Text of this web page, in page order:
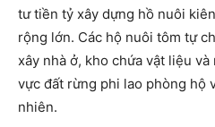
tư tiền tỷ xây dựng hồ nuôi
rộng lớn. Các hộ nuôi tôm tự
xây nhà ở, kho chứa vật liệu
vực đất rừng phi lao phòng hộ
nhiên.